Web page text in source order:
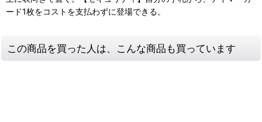
ード1枚をコストを支払わずに登場できる。
この商品を買った人は、こんな商品も買っています